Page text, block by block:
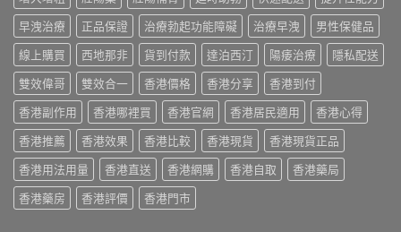
香
港
購
買
指
南〉
中
版
Viagra
售
價
比
較、
正
貨
分
辨
與
購
買
指
2026：
香
港
哪
裡
買
最
划
算？
POXET-
60
與
原
廠
早洩治療
正品保證 治療勃起功能障礙 治療早洩
男性保健品
線上購買
西地那非 貨到付款 達泊西汀 陽痿治療
隱私配送
雙效偉哥
雙效合一 香港價格 香港分享
香港到付
香港副作用
香港哪裡買 香港官網 香港居民適用
香港心得
香港推薦
香港效果 香港比較 香港現貨
香港現貨正品
香港用法用量
香港直送 香港網購 香港自取
香港藥局
香港藥房
香港評價 香港門市